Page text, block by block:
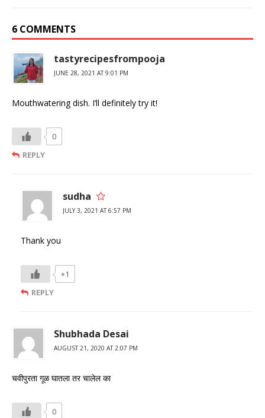
6 COMMENTS
tastyrecipesfrompooja
JUNE 28, 2021 AT 9:01 PM
Mouthwatering dish. I’ll definitely try it!
0
REPLY
sudha
JULY 3, 2021 AT 6:57 PM
Thank you
+1
REPLY
Shubhada Desai
AUGUST 21, 2020 AT 2:07 PM
चवीपुरता गूळ घातला तर चालेल का
0